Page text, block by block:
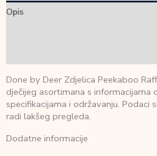
Opis
Done by Deer Zdjelica Peekaboo
dječijeg asortimana s informacijama
specifikacijama i održavanju. Podaci
radi lakšeg pregleda.
Dodatne informacije